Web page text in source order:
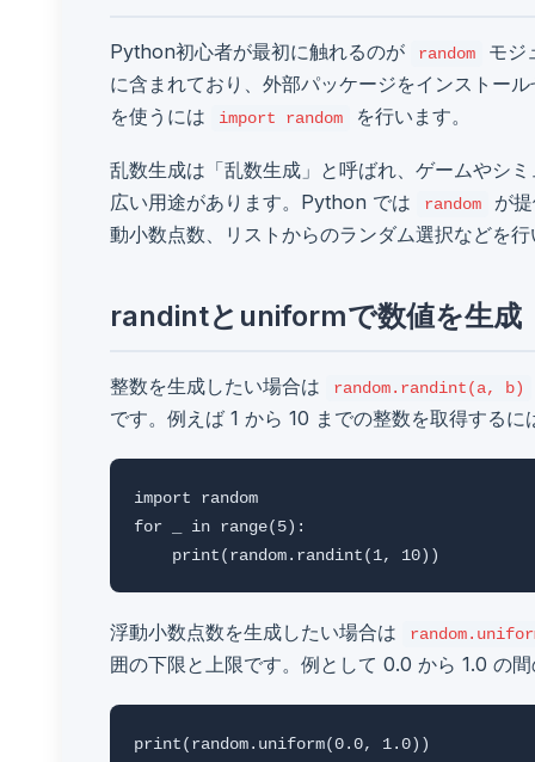
Python初心者が最初に触れるのが random
モジ
に含まれており、外部パッケージをインストー
を使うには
import random を行います。
乱数生成は「乱数生成」と呼ばれ、ゲームやシ
広い用途があります。Python では
random
が
動小数点数、リストからのランダム選択などを
randintとuniformで数値を生成
整数を生成したい場合は random.randint(a, b)
です。例えば 1 から 10 までの整数を取得するに
import random
for _ in range(5):
浮動小数点数を生成したい場合は
囲の下限と上限です。例として 0.0 から 1.0 の